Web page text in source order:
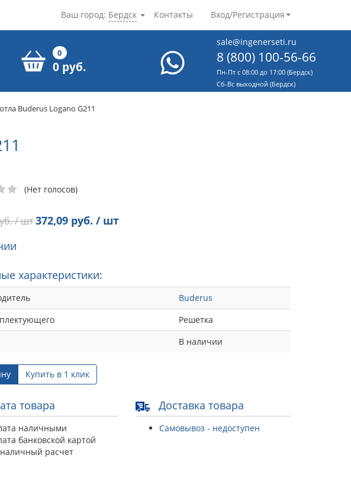
Контакты Вход/Регистрация
Ваш город: Бердск
0
0 руб.
sale@ingenerseti.ru
8 (800) 100-56-66
Пн-Пт с 08:00 до 17:00 (Бердск)
Cб-Вс выходной (Бердск)
Buderus Logano G211
(Нет голосов)
/ шт372,09 руб. / шт
характеристики:
Buderus
Решетка
В наличии
Купить в 1 клик
товара
наличными
банковской картой
расчет
Доставка товара
Самовывоз - недоступен